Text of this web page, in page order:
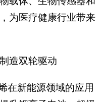
为医疗健康行业带来
造双轮驱动
在新能源领域的应用